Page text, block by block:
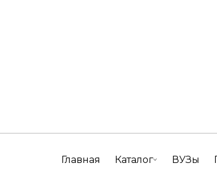
Главная Каталог ВУЗы